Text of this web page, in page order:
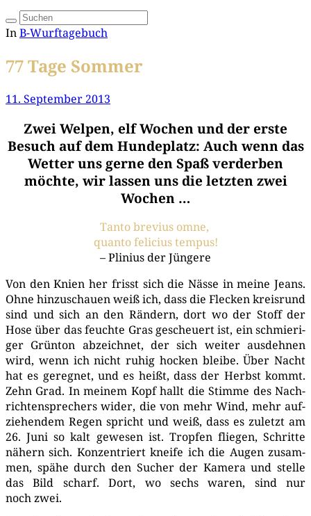
InB-Wurftagebuch
77 Tage Sommer
11. September 2013
Zwei Welpen, elf Wochen und der erste
Besuch auf dem Hundeplatz: Auch wenn das
Wetter uns gerne den Spaß verderben
möchte, wir lassen uns die letzten zwei
Wochen …
Tan­to bre­vi­us omne,
quan­to feli­ci­us tempus!
– Pli­ni­us der Jüngere
Von den Knien her frisst sich die Näs­se in mei­ne Jeans.
Ohne hin­zu­schau­en weiß ich, dass die Fle­cken kreis­rund
sind und sich an den Rän­dern, dort wo der Stoff der
Hose über das feuch­te Gras gescheu­ert ist, ein schmie­ri­
ger Grün­ton abzeich­net, der sich wei­ter aus­deh­nen
wird, wenn ich nicht ruhig hocken blei­be. Über Nacht
hat es gereg­net, und es heißt, dass der Herbst kommt.
Zehn Grad. In mei­nem Kopf hallt die Stim­me des Nach­
rich­ten­spre­chers wider, die von mehr Wind, mehr auf­
zie­hen­dem Regen spricht und weiß, dass es zuletzt am
26. Juni so kalt gewe­sen ist. Trop­fen flie­gen, Schrit­te
nähern sich. Kon­zen­triert knei­fe ich die Augen zusam­
men, spä­he durch den Sucher der Kame­ra und stel­le
das Bild scharf. Dort, wo sechs waren, sind nur
noch zwei.